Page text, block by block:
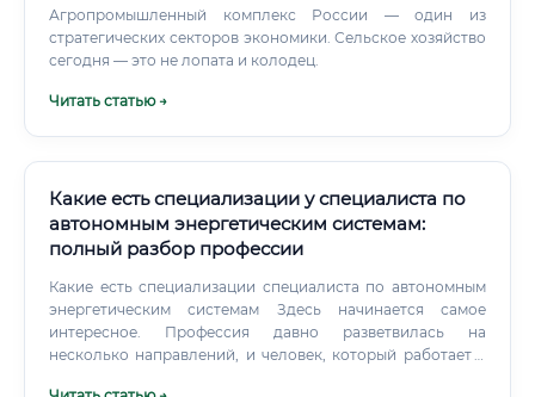
теплоснабжение нужно всегда Отдельно стоит сказать
про людей с аналитическим складом ума. Если вам
нравится работать с данными, строить графики, находить
для вас.
Агропромышленный комплекс России — один из
стратегических секторов экономики. Сельское хозяйство
сегодня — это не лопата и колодец.
Читать статью →
Какие есть специализации у специалиста по
автономным энергетическим системам:
полный разбор профессии
Какие есть специализации специалиста по автономным
энергетическим системам Здесь начинается самое
интересное. Профессия давно разветвилась на
несколько направлений, и человек, который работает с